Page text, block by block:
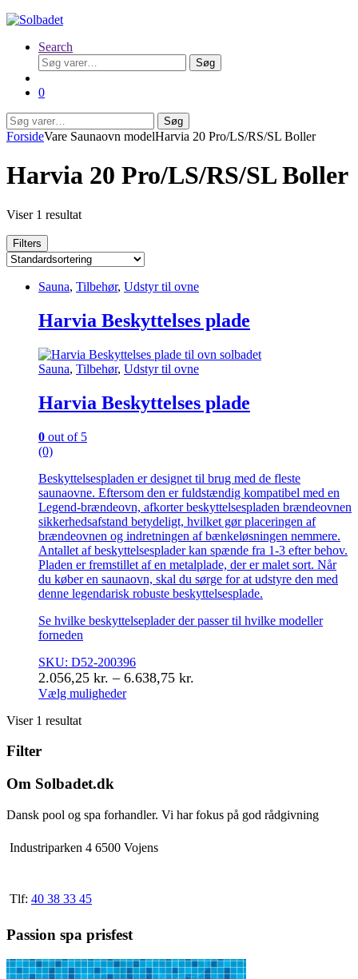
Search
Søg
efter:
Søg
0
Søg
efter:
Søg
ForsideVare Saunaovn modelHarvia 20 Pro/LS/RS/SL Boller
Harvia 20 Pro/LS/RS/SL Boller
Viser 1 resultat
Filters
Sauna, Tilbehør, Udstyr til ovne
Harvia Beskyttelses plade
Sauna, Tilbehør, Udstyr til ovne
Harvia Beskyttelses plade
0 out of 5
(0)
Beskyttelsespladen er designet til brug med de fleste
saunaovne. Eftersom den er fuldstændig kompatibel med en
Legend-brændeovn, afkorter beskyttelsespladen brændeovnen
sikkerhedsafstand betydeligt, hvilket gør placeringen af
brændeovnen og indretningen af bænkeløsningen nemmere.
Antallet af beskyttelsesplader kan spænde fra 1-3 efter behov.
Pladen er fremstillet af en metalplade, der er malet sort. Når
du køber en saunaovn, skal du sørge for at udstyre den med
denne legendarisk robuste beskyttelsesplade.
Se hvilke beskyttelseplader der passer til hvilke modeller
forneden
SKU: D52-200396
2.056,25 kr. – 6.638,75 kr.
Vælg muligheder
vare
flere
Mulighederne
kan
vælges
på
Viser 1 resultat
Filter
Om Solbadet.dk
Dansk pool og spa forhandler. Vi har fokus på god rådgivning
Industriparken 4 6500 Vojens
Tlf: 40 38 33 45
Passion spa prisfest